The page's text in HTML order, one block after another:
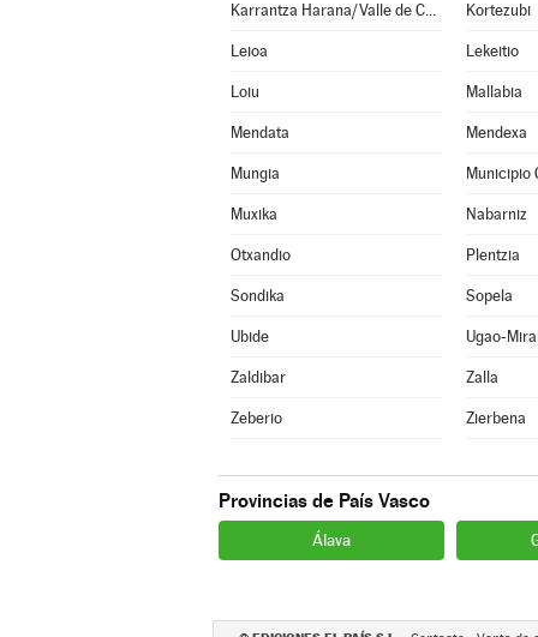
Karrantza Harana/Valle de Carranza Kortezubi
Leioa Lekeitio
Loiu Mallabia
Mendata Mendexa
Mungia Municipio
Muxika Nabarniz
Otxandio Plentzia
Sondika Sopela
Ubide Ugao-
Zaldibar Zalla
Zeberio Zierbena
Provincias de País Vasco
Álava